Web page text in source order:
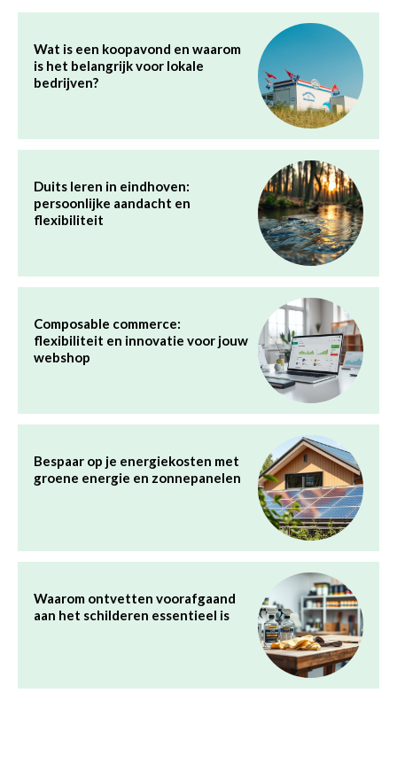
Wat is een koopavond en waarom
is het belangrijk voor lokale
bedrijven?
Duits leren in eindhoven:
persoonlijke aandacht en
flexibiliteit
Composable commerce:
flexibiliteit en innovatie voor jouw
webshop
Bespaar op je energiekosten met
groene energie en zonnepanelen
Waarom ontvetten voorafgaand
aan het schilderen essentieel is